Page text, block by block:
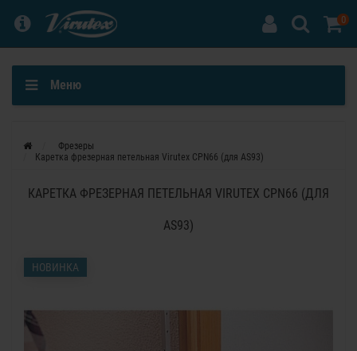
0
Меню
Фрезеры
Каретка фрезерная петельная Virutex CPN66 (для AS93)
КАРЕТКА ФРЕЗЕРНАЯ ПЕТЕЛЬНАЯ VIRUTEX CPN66 (ДЛЯ
AS93)
НОВИНКА